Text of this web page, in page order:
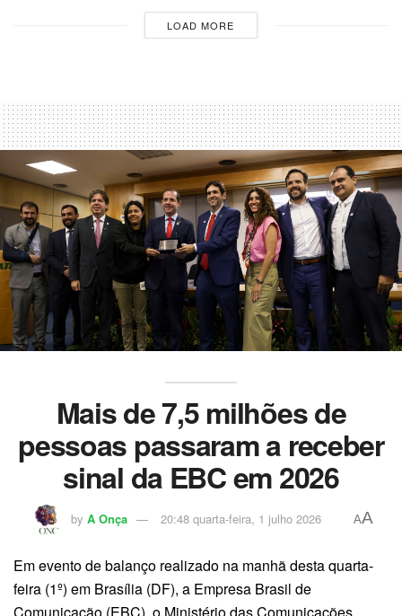
LOAD MORE
Mais de 7,5 milhões de
pessoas passaram a receber
sinal da EBC em 2026
by A Onça 20:48 quarta-feira, 1 julho 2026 AA
Em evento de balanço realizado na manhã desta quarta-
feira (1º) em Brasília (DF), a Empresa Brasil de
Comunicação (EBC), o Ministério das Comunicações